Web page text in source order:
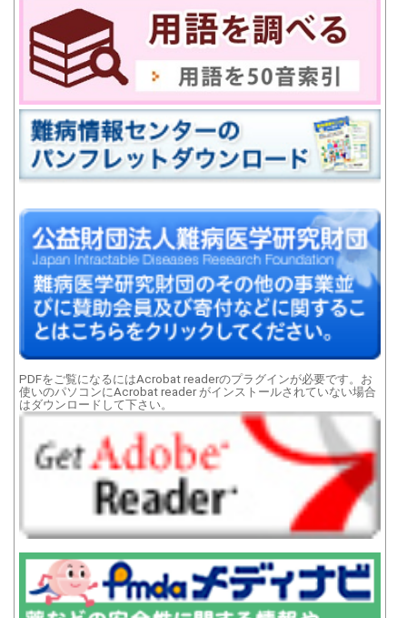
PDFをご覧になるにはAcrobat readerのプラグインが必要です。お
使いのパソコンにAcrobat reader がインストールされていない場合
はダウンロードして下さい。